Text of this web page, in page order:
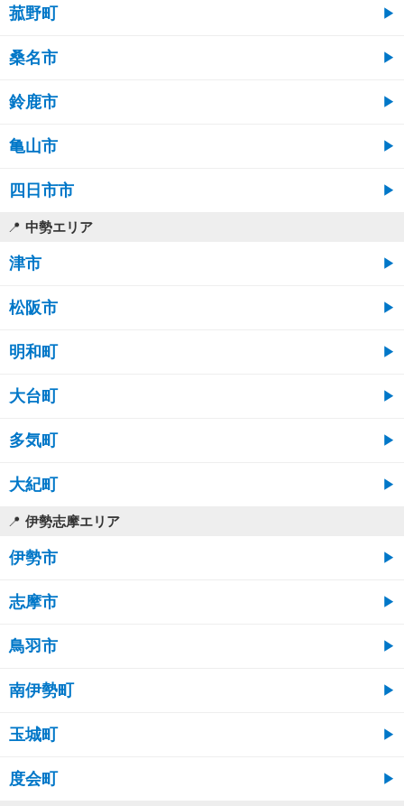
菰野町
桑名市
鈴鹿市
亀山市
四日市市
中勢エリア
津市
松阪市
明和町
大台町
多気町
大紀町
伊勢志摩エリア
伊勢市
志摩市
鳥羽市
南伊勢町
玉城町
度会町